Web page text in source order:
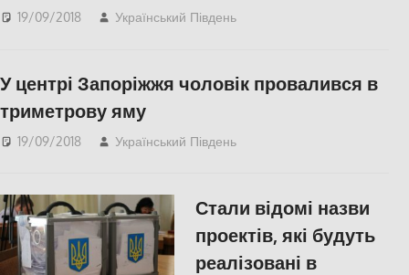
19/09/2018 Український Південь
У центрі Запоріжжя чоловік провалився в
триметрову яму
19/09/2018 Український Південь
Стали відомі назви
проектів, які будуть
реалізовані в